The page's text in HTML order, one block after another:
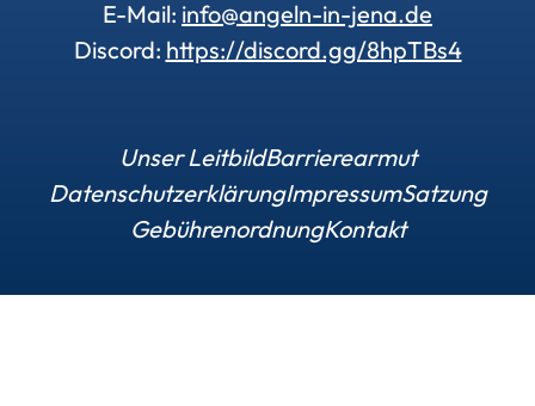
E-Mail: info@angeln-in-jena.de
Discord: https://discord.gg/8hpTBs4
Unser LeitbildBarrierearmut
DatenschutzerklärungImpressumSatzung
GebührenordnungKontakt